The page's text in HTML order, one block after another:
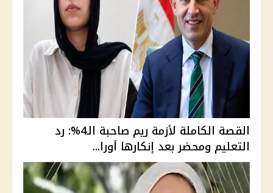
القصة الكاملة لأزمة ريم صاحبة الـ4%: رد
التعليم ومحضر بعد إنكارها أورا...